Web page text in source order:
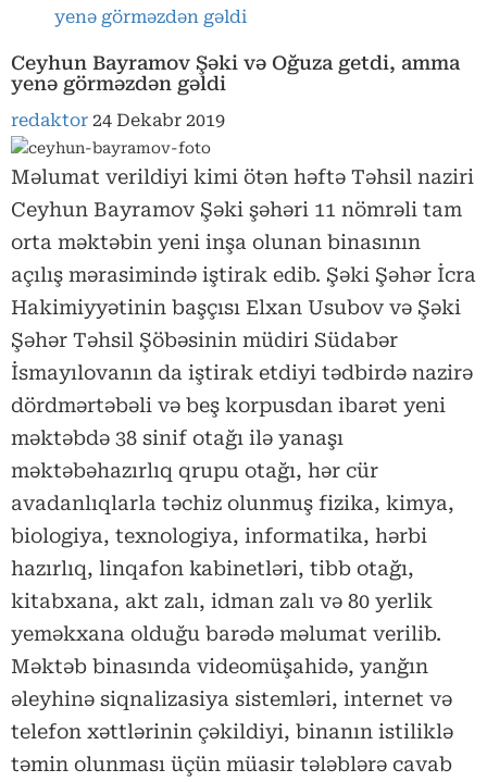
yenə görməzdən gəldi
Ceyhun Bayramov Şəki və Oğuza getdi, amma
yenə görməzdən gəldi
redaktor 24 Dekabr 2019
Məlumat verildiyi kimi ötən həftə Təhsil naziri
Ceyhun Bayramov Şəki şəhəri 11 nömrəli tam
orta məktəbin yeni inşa olunan binasının
açılış mərasimində iştirak edib. Şəki Şəhər İcra
Hakimiyyətinin başçısı Elxan Usubov və Şəki
Şəhər Təhsil Şöbəsinin müdiri Südabər
İsmayılovanın da iştirak etdiyi tədbirdə nazirə
dördmərtəbəli və beş korpusdan ibarət yeni
məktəbdə 38 sinif otağı ilə yanaşı
məktəbəhazırlıq qrupu otağı, hər cür
avadanlıqlarla təchiz olunmuş fizika, kimya,
biologiya, texnologiya, informatika, hərbi
hazırlıq, linqafon kabinetləri, tibb otağı,
kitabxana, akt zalı, idman zalı və 80 yerlik
yeməkxana olduğu barədə məlumat verilib.
Məktəb binasında videomüşahidə, yanğın
əleyhinə siqnalizasiya sistemləri, internet və
telefon xəttlərinin çəkildiyi, binanın istiliklə
təmin olunması üçün müasir tələblərə cavab